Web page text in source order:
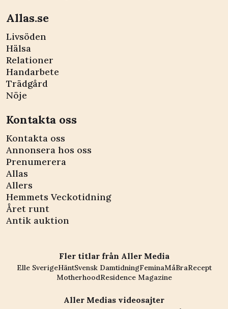
Allas.se
Livsöden
Hälsa
Relationer
Handarbete
Trädgård
Nöje
Kontakta oss
Kontakta oss
Annonsera hos oss
Prenumerera
Allas
Allers
Hemmets Veckotidning
Året runt
Antik auktion
Fler titlar från Aller Media
Elle SverigeHäntSvensk DamtidningFeminaMåBraRecept
MotherhoodResidence Magazine
Aller Medias videosajter